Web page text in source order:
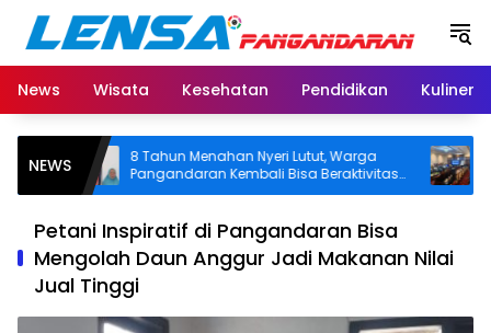
Langsung
konten
News
Wisata Kesehatan Pendidikan Kuliner
NEWS
8 Tahun Menahan Nyeri Lutut, Warga
Pangandaran Kembali Bisa Beraktivitas
Usai Operasi Gratis Ditanggung BPJS
Petani Inspiratif di Pangandaran Bisa
Mengolah Daun Anggur Jadi Makanan Nilai
Jual Tinggi